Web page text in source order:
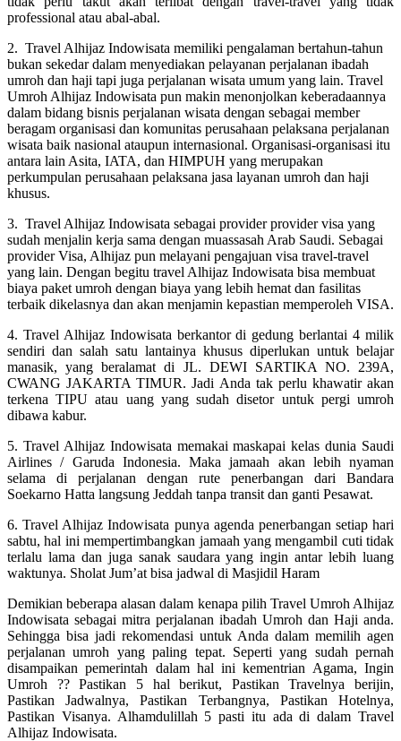
professional atau abal-abal.
2. Travel Alhijaz Indowisata memiliki pengalaman bertahun-tahun
bukan sekedar dalam menyediakan pelayanan perjalanan ibadah
umroh dan haji tapi juga perjalanan wisata umum yang lain. Travel
Umroh Alhijaz Indowisata pun makin menonjolkan keberadaannya
dalam bidang bisnis perjalanan wisata dengan sebagai member
beragam organisasi dan komunitas perusahaan pelaksana perjalanan
wisata baik nasional ataupun internasional. Organisasi-organisasi itu
antara lain Asita, IATA, dan HIMPUH yang merupakan
perkumpulan perusahaan pelaksana jasa layanan umroh dan haji
khusus.
3. Travel Alhijaz Indowisata sebagai provider provider visa yang
sudah menjalin kerja sama dengan muassasah Arab Saudi. Sebagai
provider Visa, Alhijaz pun melayani pengajuan visa travel-travel
yang lain. Dengan begitu travel Alhijaz Indowisata bisa membuat
biaya paket umroh dengan biaya yang lebih hemat dan fasilitas
terbaik dikelasnya dan akan menjamin kepastian memperoleh VISA.
4. Travel Alhijaz Indowisata berkantor di gedung berlantai 4 milik
sendiri dan salah satu lantainya khusus diperlukan untuk belajar
manasik, yang beralamat di JL. DEWI SARTIKA NO. 239A,
CWANG JAKARTA TIMUR. Jadi Anda tak perlu khawatir akan
terkena TIPU atau uang yang sudah disetor untuk pergi umroh
dibawa kabur.
5. Travel Alhijaz Indowisata memakai maskapai kelas dunia Saudi
Airlines / Garuda Indonesia. Maka jamaah akan lebih nyaman
selama di perjalanan dengan rute penerbangan dari Bandara
Soekarno Hatta langsung Jeddah tanpa transit dan ganti Pesawat.
6. Travel Alhijaz Indowisata punya agenda penerbangan setiap hari
sabtu, hal ini mempertimbangkan jamaah yang mengambil cuti tidak
terlalu lama dan juga sanak saudara yang ingin antar lebih luang
waktunya. Sholat Jum’at bisa jadwal di Masjidil Haram
Demikian beberapa alasan dalam kenapa pilih Travel Umroh Alhijaz
Indowisata sebagai mitra perjalanan ibadah Umroh dan Haji anda.
Sehingga bisa jadi rekomendasi untuk Anda dalam memilih agen
perjalanan umroh yang paling tepat. Seperti yang sudah pernah
disampaikan pemerintah dalam hal ini kementrian Agama, Ingin
Umroh ?? Pastikan 5 hal berikut, Pastikan Travelnya berijin,
Pastikan Jadwalnya, Pastikan Terbangnya, Pastikan Hotelnya,
Pastikan Visanya. Alhamdulillah 5 pasti itu ada di dalam Travel
Alhijaz Indowisata.